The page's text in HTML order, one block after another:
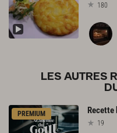
180
LES AUTRES
PREMIUM Recette
19